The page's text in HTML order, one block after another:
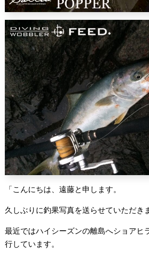
「こんにちは、遠藤と申します。
久しぶりに釣果写真を送らせていただき
最近ではハイシーズンの離島へショアヒ
行しています。